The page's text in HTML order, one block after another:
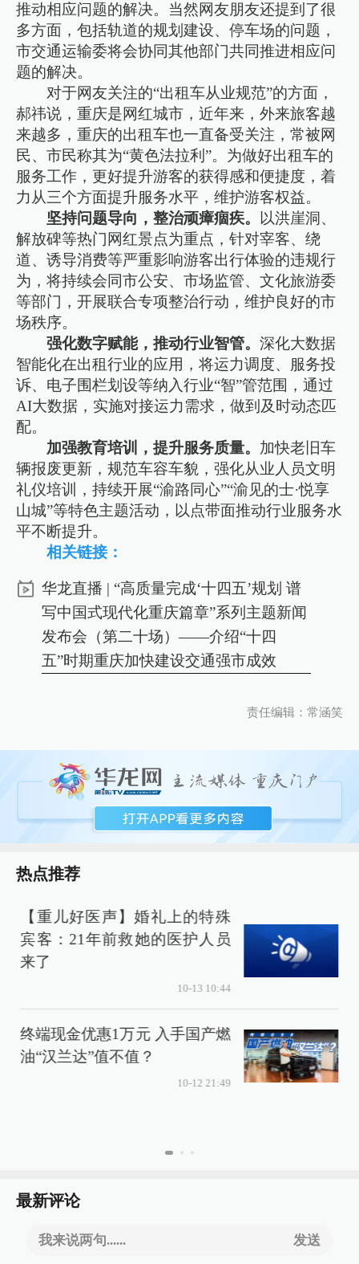
推动相应问题的解决。当然网友朋友还提到了很
多方面，包括轨道的规划建设、停车场的问题，
市交通运输委将会协同其他部门共同推进相应问
题的解决。
对于网友关注的“出租车从业规范”的方面，
郝祎说，重庆是网红城市，近年来，外来旅客越
来越多，重庆的出租车也一直备受关注，常被网
民、市民称其为“黄色法拉利”。为做好出租车的
服务工作，更好提升游客的获得感和便捷度，着
力从三个方面提升服务水平，维护游客权益。
坚持问题导向，整治顽瘴痼疾。 以洪崖洞、
解放碑等热门网红景点为重点，针对宰客、绕
道、诱导消费等严重影响游客出行体验的违规行
为，将持续会同市公安、市场监管、文化旅游委
等部门，开展联合专项整治行动，维护良好的市
场秩序。
强化数字赋能，推动行业智管。深化大数据
智能化在出租行业的应用，将运力调度、服务投
诉、电子围栏划设等纳入行业“智”管范围，通过
AI大数据，实施对接运力需求，做到及时动态匹
配。
加强教育培训，提升服务质量。 加快老旧车
辆报废更新，规范车容车貌，强化从业人员文明
礼仪培训，持续开展“渝路同心”“渝见的士·悦享
山城”等特色主题活动，以点带面推动行业服务水
平不断提升。
相关链接：
华龙直播 | “高质量完成‘十四五’规划 谱
写中国式现代化重庆篇章”系列主题新闻
发布会（第二十场）——介绍“十四
五”时期重庆加快建设交通强市成效
责任编辑：常涵笑
热点推荐
【重儿好医声】婚礼上的特殊
宾客：21年前救她的医护人员
来了
10-13 10:44
终端现金优惠1万元 入手国产燃
油“汉兰达”值不值？
10-12 21:49
最新评论
我来说两句...... 发送